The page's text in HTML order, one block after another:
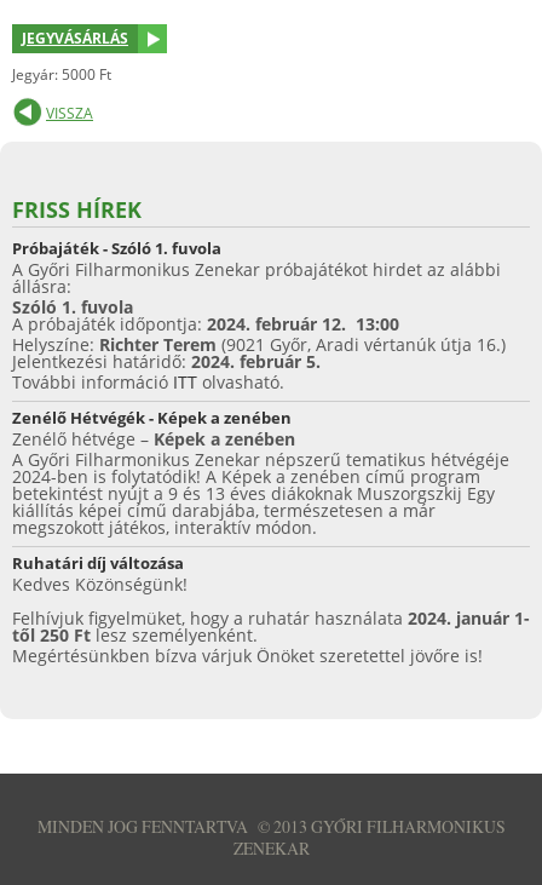
JEGYVÁSÁRLÁS
Jegyár: 5000 Ft
VISSZA
FRISS HÍREK
Próbajáték - Szóló 1. fuvola
A Győri Filharmonikus Zenekar próbajátékot hirdet az alábbi
állásra:
Szóló 1. fuvola
A próbajáték időpontja: 2024. február 12. 13:00
Helyszíne: Richter Terem (9021 Győr, Aradi vértanúk útja 16.)
Jelentkezési határidő: 2024. február 5.
További információ ITT olvasható.
Zenélő Hétvégék - Képek a zenében
Zenélő hétvége – Képek a zenében
A Győri Filharmonikus Zenekar népszerű tematikus hétvégéje
2024-ben is folytatódik! A Képek a zenében című program
betekintést nyújt a 9 és 13 éves diákoknak Muszorgszkij Egy
kiállítás képei című darabjába, természetesen a már
megszokott játékos, interaktív módon.
Ruhatári díj változása
Kedves Közönségünk!
Felhívjuk figyelmüket, hogy a ruhatár használata 2024. január 1-
től 250 Ft lesz személyenként.
Megértésünkben bízva várjuk Önöket szeretettel jövőre is!
MINDEN JOG FENNTARTVA ©2013 GYŐRI FILHARMONIKUS
ZENEKAR